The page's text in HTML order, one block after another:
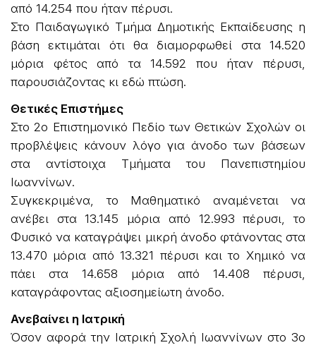
από 14.254 που ήταν πέρυσι.
Στο Παιδαγωγικό Τμήμα Δημοτικής Εκπαίδευσης η
βάση εκτιμάται ότι θα διαμορφωθεί στα 14.520
μόρια φέτος από τα 14.592 που ήταν πέρυσι,
παρουσιάζοντας κι εδώ πτώση.
Θετικές Επιστήμες
Στο 2ο Επιστημονικό Πεδίο των Θετικών Σχολών οι
προβλέψεις κάνουν λόγο για άνοδο των βάσεων
στα αντίστοιχα Τμήματα του Πανεπιστημίου
Ιωαννίνων.
Συγκεκριμένα, το Μαθηματικό αναμένεται να
ανέβει στα 13.145 μόρια από 12.993 πέρυσι, το
Φυσικό να καταγράψει μικρή άνοδο φτάνοντας στα
13.470 μόρια από 13.321 πέρυσι και το Χημικό να
πάει στα 14.658 μόρια από 14.408 πέρυσι,
καταγράφοντας αξιοσημείωτη άνοδο.
Ανεβαίνει η Ιατρική
Όσον αφορά την Ιατρική Σχολή Ιωαννίνων στο 3ο